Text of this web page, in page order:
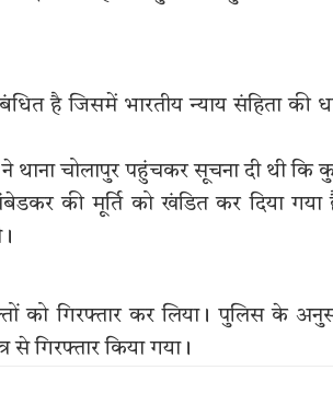
है जिसमें भारतीय न्याय संहिता की
थाना चोलापुर पहुंचकर सूचना दी थी कि
की मूर्ति को खंडित कर दिया गया
को गिरफ्तार कर लिया। पुलिस के
गिरफ्तार किया गया।